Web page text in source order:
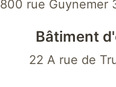
800 rue Guynemer
Bâtiment
22 A rue de